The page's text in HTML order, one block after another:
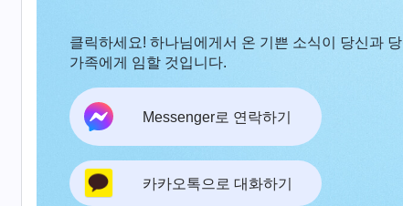
알지 못하는 사람이 될 것이다. 그리하여 또다시 사탄의
멸망의 대상이 될 것이다. 그러나 나의 말에 냉담하다면
네가 영계의 문을 통해 그 안에서 나의 형벌을 받는 각
않고, 소극적이지 않았으며, 또 나의 말을 거부하지 않
어느 누가 나의 말에서 꼬투리를 잡지 않았더냐? 어느
않았더냐? 그들은 나의 말에서 나를 알고자 한 것이 아
이것이 나에게 직접적으로 대적한 것이 아니더냐? 내
나 했다. 그런데 너희는 더 높은 차원에서 분명하게 깨
―＜말씀ㆍ1권 하나님
클릭하세요! 하나님에게서 온 기쁜 소식이 당신과 당
가족에게 임할 것입니다.
Messenger로 연락하기
카카오톡으로 대화하기